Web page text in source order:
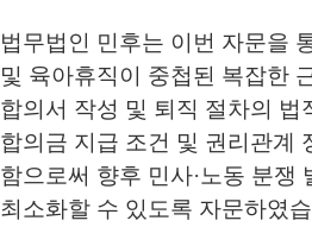
법무법인 민후는 이번 자문을
및 육아휴직이 중첩된 복잡한
합의서 작성 및 퇴직 절차의 법
합의금 지급 조건 및 권리관계
함으로써 향후 민사·노동 분쟁
최소화할 수 있도록 자문하였